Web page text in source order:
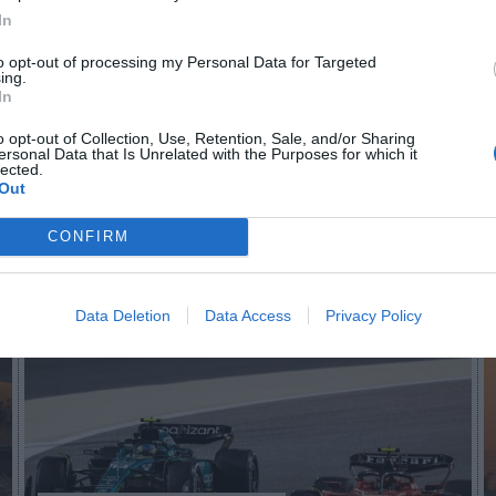
opt-out of processing my Personal Data for Targeted
opt-out of Collection, Use, Retention, Sale, and/or Sharing
Data that Is Unrelated with the Purposes for which it
CONFIRM
Data Deletion Data Access Privacy Policy
no formas parte de 2Playbook
¡Hazte Socio para acceder a este contenido exclusivo!
¡Suscríbete! Inicia sesión